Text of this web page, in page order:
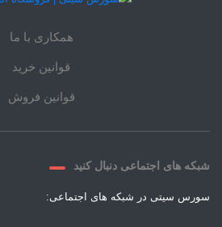
همکاری با ما
قوانین خرید
قوانین فروش
شبکه های اجتماعی دنبال کنید
سورس سیتی در شبکه های اجتماعی: